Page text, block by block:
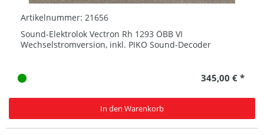
Artikelnummer: 21656
Sound-Elektrolok Vectron Rh 1293 ÖBB VI
Wechselstromversion, inkl. PIKO Sound-Decoder
345,00 € *
In den Warenkorb